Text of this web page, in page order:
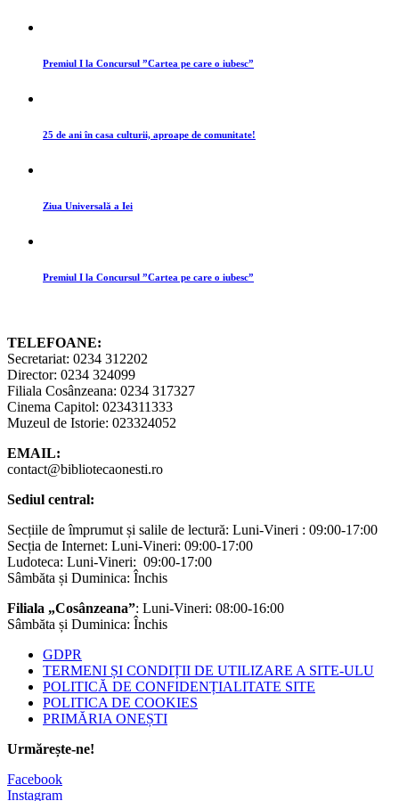
Premiul I la Concursul ”Cartea pe care o iubesc”
25 de ani în casa culturii, aproape de comunitate!
Ziua Universală a Iei
Premiul I la Concursul ”Cartea pe care o iubesc”
TELEFOANE:
Secretariat: 0234 312202
Director: 0234 324099
Filiala Cosânzeana: 0234 317327
Cinema Capitol: 0234311333
Muzeul de Istorie: 023324052
EMAIL:
contact@bibliotecaonesti.ro
Sediul central:
Secțiile de împrumut și salile de lectură: Luni-Vineri : 09:00-17:00
Secția de Internet: Luni-Vineri: 09:00-17:00
Ludoteca: Luni-Vineri: 09:00-17:00
Sâmbăta și Duminica: Închis
Filiala „Cosânzeana”: Luni-Vineri: 08:00-16:00
Sâmbăta și Duminica: Închis
GDPR
TERMENI ȘI CONDIȚII DE UTILIZARE A SITE-ULU
POLITICĂ DE CONFIDENȚIALITATE SITE
POLITICA DE COOKIES
PRIMĂRIA ONEȘTI
Urmărește-ne!
Facebook
Instagram